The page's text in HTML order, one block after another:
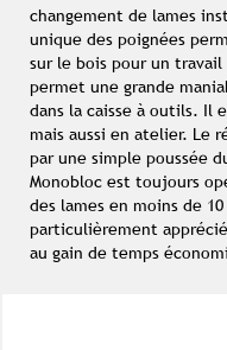
changement de lames
unique des poignées
sur le bois pour un
permet une grande
dans la caisse à outils. Il
mais aussi en atelier. Le
par une simple poussée
Monobloc est toujours
des lames en moins de
particulièrement
au gain de temps